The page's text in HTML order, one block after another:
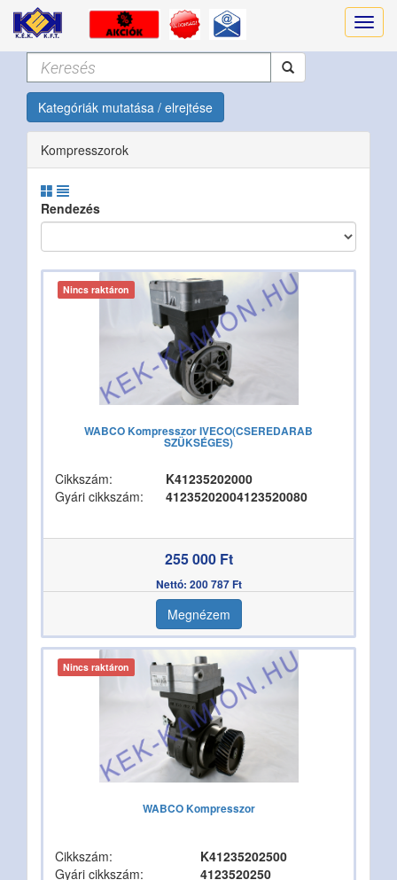
Kategóriák mutatása / elrejtése
Kompresszorok
Rendezés
Nincs raktáron
WABCO Kompresszor IVECO(CSEREDARAB
SZÜKSÉGES)
Cikkszám:
K41235202000
Gyári cikkszám:
41235202004123520080
255 000 Ft
Nettó: 200 787 Ft
Megnézem
Nincs raktáron
WABCO Kompresszor
Cikkszám:
K41235202500
Gyári cikkszám:
4123520250